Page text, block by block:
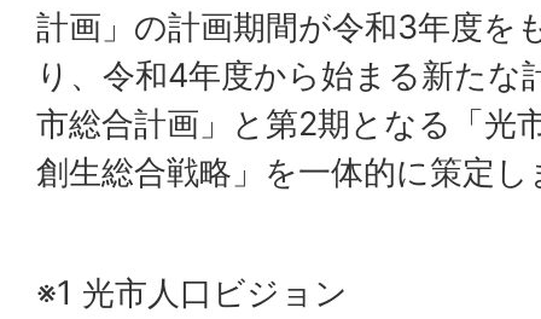
計画」の計画期間が令和3年度を
り、令和4年度から始まる新たな
市総合計画」と第2期となる「光
創生総合戦略」を一体的に策定
※1 光市人口ビジョン